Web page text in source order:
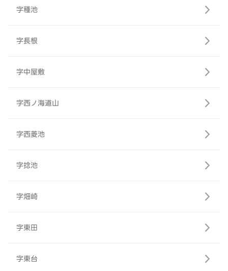
字種池
字長根
字中屋敷
字西ノ海道山
字西菱池
字捻池
字畑崎
字東田
字東台